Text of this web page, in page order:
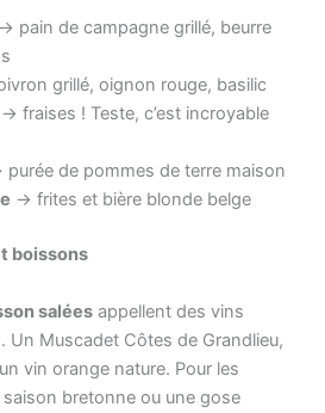
→ pain de campagne grillé, beurre
grillé, oignon rouge, basilic
→ fraises ! Teste, c’est incroyable
purée de pommes de terre maison
→ frites et bière blonde belge
boissons
salées appellent des vins
Un Muscadet Côtes de Grandlieu,
vin orange nature. Pour les
bretonne ou une gose